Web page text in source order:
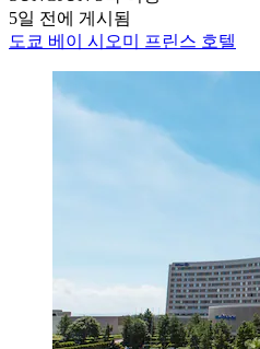
5일 전에 게시됨
도쿄 베이 시오미 프린스 호텔